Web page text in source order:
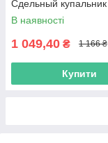
Сдельный
В наявності
1 049,40 ₴ 1 166 ₴
Купити